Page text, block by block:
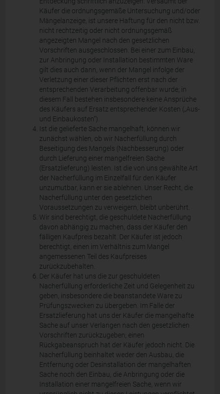
Käufer die ordnungsgemäße Untersuchung und/oder
Mängelanzeige, ist unsere Haftung für den nicht bzw.
nicht rechtzeitig oder nicht ordnungsgemäß
angezeigten Mangel nach den gesetzlichen
Vorschriften ausgeschlossen. Bei einer zum Einbau,
zur Anbringung oder Installation bestimmten Ware
gilt dies auch dann, wenn der Mangel infolge der
Verletzung einer dieser Pflichten erst nach der
entsprechenden Verarbeitung offenbar wurde; in
diesem Fall bestehen insbesondere keine Ansprüche
des Käufers auf Ersatz entsprechender Kosten („Aus-
und Einbaukosten“).
Ist die gelieferte Sache mangelhaft, können wir
zunächst wählen, ob wir Nacherfüllung durch
Beseitigung des Mangels (Nachbesserung) oder
durch Lieferung einer mangelfreien Sache
(Ersatzlieferung) leisten. Ist die von uns gewählte Art
der Nacherfüllung im Einzelfall für den Käufer
unzumutbar, kann er sie ablehnen. Unser Recht, die
Nacherfüllung unter den gesetzlichen
Voraussetzungen zu verweigern, bleibt unberührt.
Wir sind berechtigt, die geschuldete Nacherfüllung
davon abhängig zu machen, dass der Käufer den
fälligen Kaufpreis bezahlt. Der Käufer ist jedoch
berechtigt, einen im Verhältnis zum Mangel
angemessenen Teil des Kaufpreises
zurückzubehalten.
Der Käufer hat uns die zur geschuldeten
Nacherfüllung erforderliche Zeit und Gelegenheit zu
geben, insbesondere die beanstandete Ware zu
Prüfungszwecken zu übergeben. Im Falle der
Ersatzlieferung hat uns der Käufer die mangelhafte
Sache auf unser Verlangen nach den gesetzlichen
Vorschriften zurückzugeben; einen
Rückgabeanspruch hat der Käufer jedoch nicht. Die
Nacherfüllung beinhaltet weder den Ausbau, die
Entfernung oder Desinstallation der mangelhaften
Sache noch den Einbau, die Anbringung oder die
Installation einer mangelfreien Sache, wenn wir